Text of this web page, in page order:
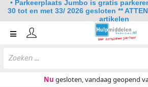
Nu gesloten, vandaag geopend
Home
• Parkeerplaats Jumbo is gratis
30 tot en met 33/ 2026 gesloten **
artikelen